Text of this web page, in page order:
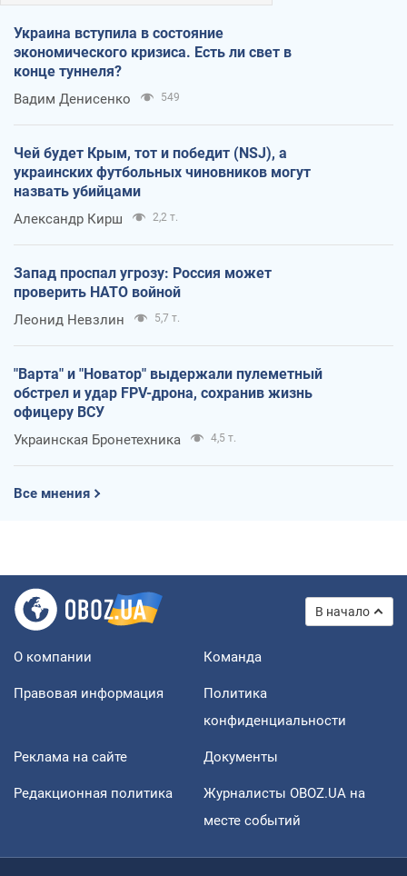
Украина вступила в состояние
экономического кризиса. Есть ли свет в
конце туннеля?
Вадим Денисенко 549
Чей будет Крым, тот и победит (NSJ), а
украинских футбольных чиновников могут
назвать убийцами
Александр Кирш 2,2 т.
Запад проспал угрозу: Россия может
проверить НАТО войной
Леонид Невзлин 5,7 т.
"Варта" и "Новатор" выдержали пулеметный
обстрел и удар FPV-дрона, сохранив жизнь
офицеру ВСУ
Украинская Бронетехника 4,5 т.
Все мнения
В начало
О компании Команда
Правовая информация
Политика
конфиденциальности
Реклама на сайте Документы
Редакционная политика
Журналисты OBOZ.UA на
месте событий